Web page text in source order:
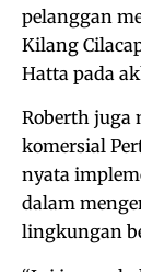
pelanggan
Kilang
Hatta pada
Roberth juga
komersial
nyata
dalam
lingkungan